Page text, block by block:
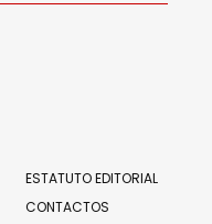
ESTATUTO EDITORIAL
CONTACTOS